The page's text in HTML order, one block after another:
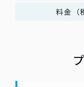
料金（